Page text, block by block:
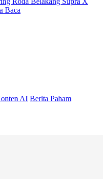
Baca
AI Berita Paham